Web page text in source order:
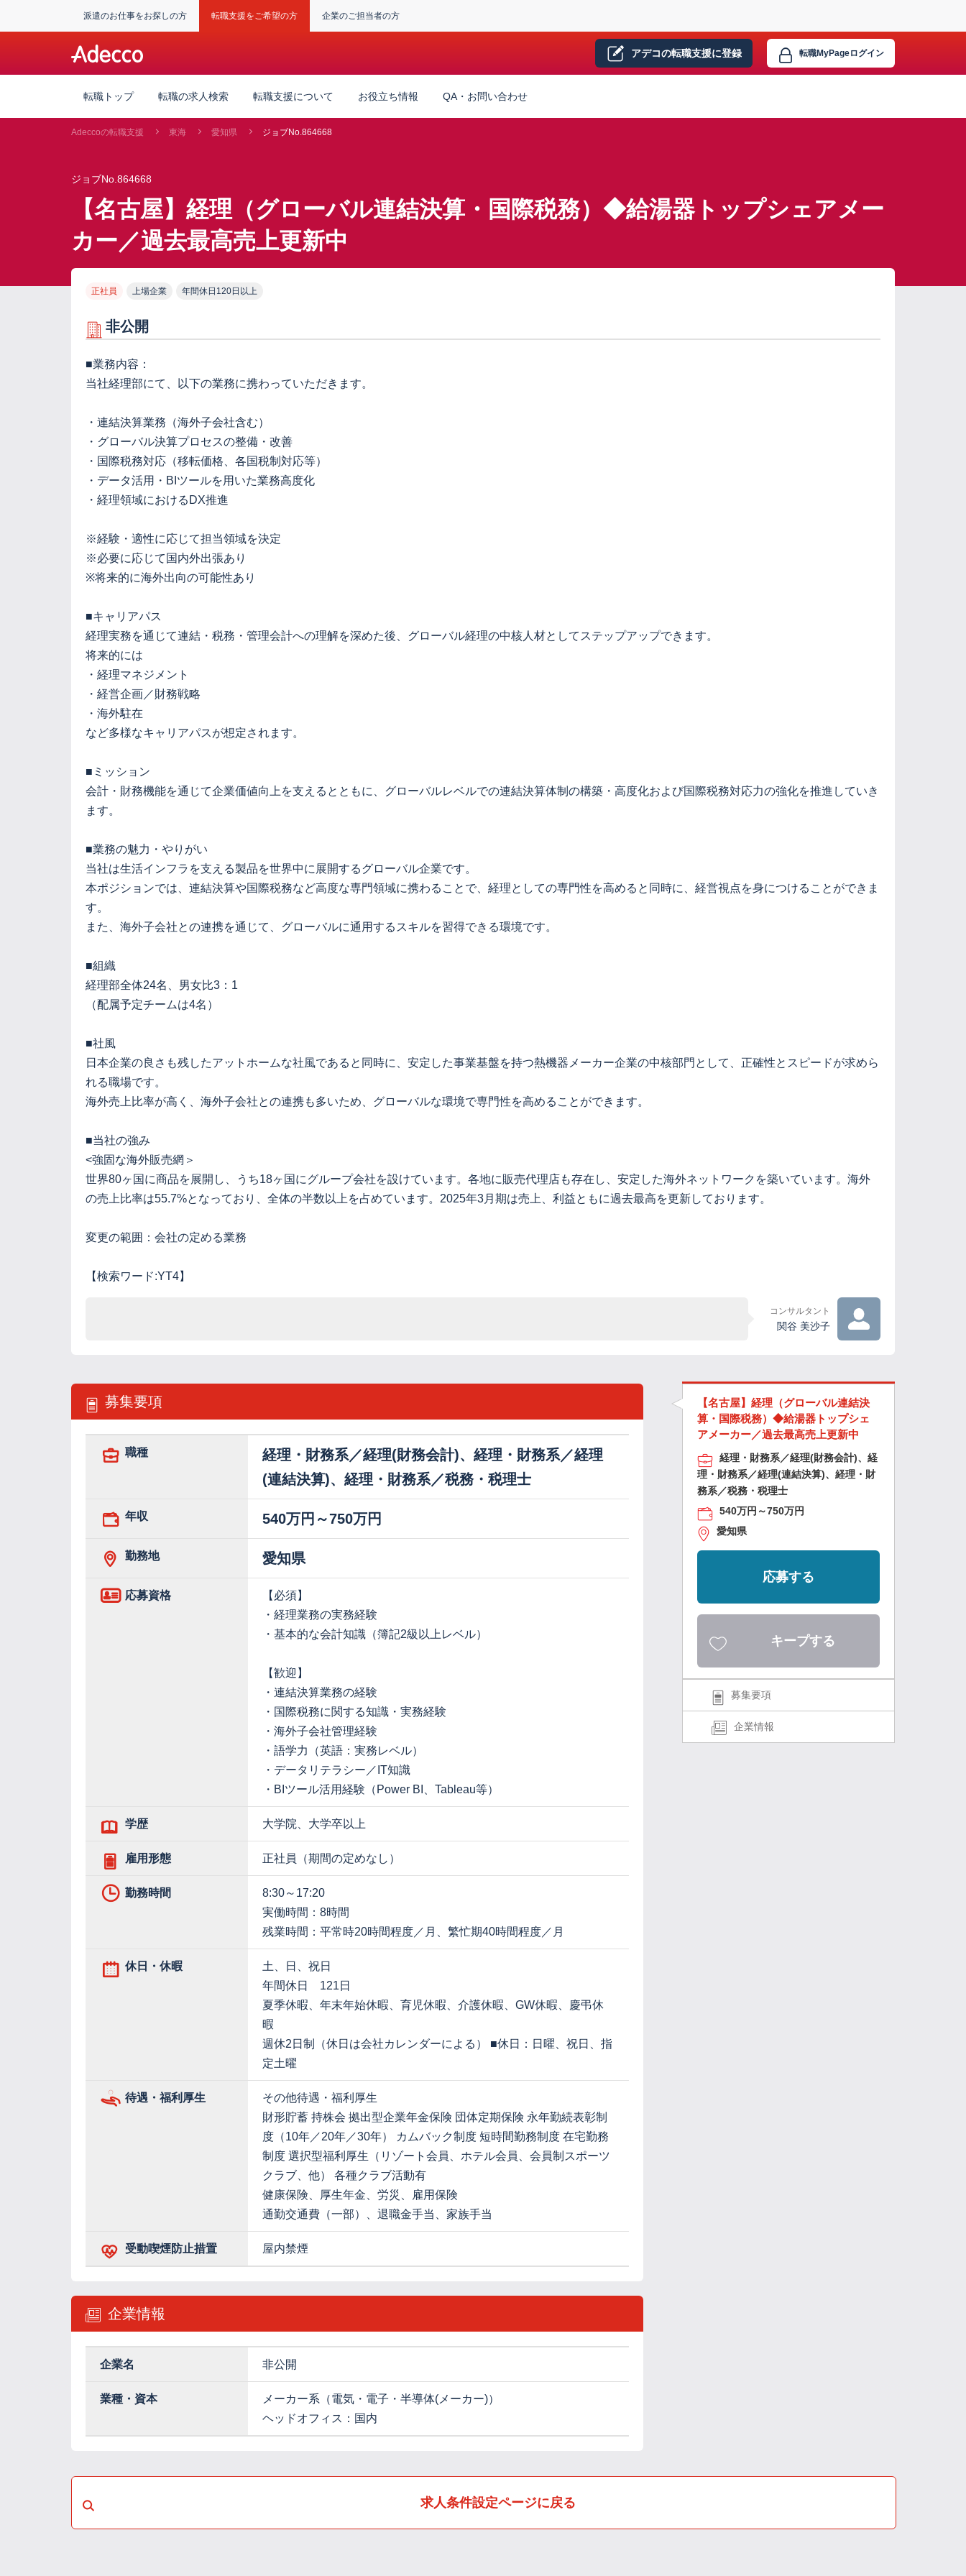
派遣のお仕事をお探しの方 転職支援をご希望の方 企業のご担当者の方
アデコの転職支援に登録 転職MyPageログイン
転職トップ 転職の求人検索 転職支援について お役立ち情報 QA・お問い合わせ
Adeccoの転職支援 東海 愛知県 ジョブNo.864668
ジョブNo.864668
【名古屋】経理（グローバル連結決算・国際税務）◆給湯器トップシェアメー
カー／過去最高売上更新中
正社員 上場企業 年間休日120日以上
非公開
■業務内容：
当社経理部にて、以下の業務に携わっていただきます。
・連結決算業務（海外子会社含む）
・グローバル決算プロセスの整備・改善
・国際税務対応（移転価格、各国税制対応等）
・データ活用・BIツールを用いた業務高度化
・経理領域におけるDX推進
※経験・適性に応じて担当領域を決定
※必要に応じて国内外出張あり
※将来的に海外出向の可能性あり
■キャリアパス
経理実務を通じて連結・税務・管理会計への理解を深めた後、グローバル経理の中核人材としてステップアップできます。
将来的には
・経理マネジメント
・経営企画／財務戦略
・海外駐在
など多様なキャリアパスが想定されます。
■ミッション
会計・財務機能を通じて企業価値向上を支えるとともに、グローバルレベルでの連結決算体制の構築・高度化および国際税務対応力の強化を推進していき
ます。
■業務の魅力・やりがい
当社は生活インフラを支える製品を世界中に展開するグローバル企業です。
本ポジションでは、連結決算や国際税務など高度な専門領域に携わることで、経理としての専門性を高めると同時に、経営視点を身につけることができま
す。
また、海外子会社との連携を通じて、グローバルに通用するスキルを習得できる環境です。
■組織
経理部全体24名、男女比3：1
（配属予定チームは4名）
■社風
日本企業の良さも残したアットホームな社風であると同時に、安定した事業基盤を持つ熱機器メーカー企業の中核部門として、正確性とスピードが求めら
れる職場です。
海外売上比率が高く、海外子会社との連携も多いため、グローバルな環境で専門性を高めることができます。
■当社の強み
<強固な海外販売網＞
世界80ヶ国に商品を展開し、うち18ヶ国にグループ会社を設けています。各地に販売代理店も存在し、安定した海外ネットワークを築いています。海外
の売上比率は55.7%となっており、全体の半数以上を占めています。2025年3月期は売上、利益ともに過去最高を更新しております。
変更の範囲：会社の定める業務
【検索ワード:YT4】
コンサルタント
関谷 美沙子
募集要項
職種
経理・財務系／経理(財務会計)、経理・財務系／経理
(連結決算)、経理・財務系／税務・税理士
年収 540万円～750万円
勤務地 愛知県
応募資格
【必須】
・経理業務の実務経験
・基本的な会計知識（簿記2級以上レベル）
【歓迎】
・連結決算業務の経験
・国際税務に関する知識・実務経験
・海外子会社管理経験
・語学力（英語：実務レベル）
・データリテラシー／IT知識
・BIツール活用経験（Power BI、Tableau等）
学歴 大学院、大学卒以上
雇用形態 正社員（期間の定めなし）
勤務時間
8:30～17:20
実働時間：8時間
残業時間：平常時20時間程度／月、繁忙期40時間程度／月
休日・休暇
土、日、祝日
年間休日 121日
夏季休暇、年末年始休暇、育児休暇、介護休暇、GW休暇、慶弔休
暇
週休2日制（休日は会社カレンダーによる） ■休日：日曜、祝日、指
定土曜
待遇・福利厚生
その他待遇・福利厚生
財形貯蓄 持株会 拠出型企業年金保険 団体定期保険 永年勤続表彰制
度（10年／20年／30年） カムバック制度 短時間勤務制度 在宅勤務
制度 選択型福利厚生（リゾート会員、ホテル会員、会員制スポーツ
クラブ、他） 各種クラブ活動有
健康保険、厚生年金、労災、雇用保険
通勤交通費（一部）、退職金手当、家族手当
受動喫煙防止措置 屋内禁煙
企業情報
企業名 非公開
業種・資本
メーカー系（電気・電子・半導体(メーカー)）
ヘッドオフィス：国内
【名古屋】経理（グローバル連結決
算・国際税務）◆給湯器トップシェ
アメーカー／過去最高売上更新中
経理・財務系／経理(財務会計)、経
理・財務系／経理(連結決算)、経理・財
務系／税務・税理士
540万円～750万円
愛知県
応募する
キープする
募集要項
企業情報
求人条件設定ページに戻る